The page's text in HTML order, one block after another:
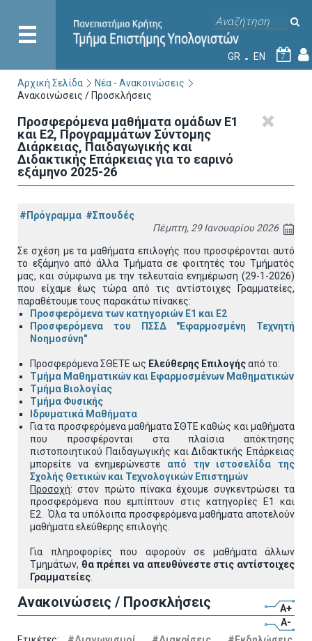
GR EN 7
Αρχική Σελίδα
Νέα - Ανακοινώσεις
Ανακοινώσεις / Προσκλήσεις
Προσφερόμενα μαθήματα ομάδων Ε1
και Ε2, Προγραμμάτων Σύντομης
Διάρκειας, Παιδαγωγικής και
Διδακτικής Επάρκειας για το εαρινό
εξάμηνο 2025-26
#Πρόγραμμα #Σπουδές
Πέμπτη, 29 Ιανουαρίου 2026
Σε σχέση με τα μαθήματα επιλογής που προσφέρονται αυτό
το εξάμηνο από άλλα Τμήματα σε φοιτητές του Τμήματός
μας, και σύμφωνα με την τελευταία ενημέρωση (29-1-2026)
που είχαμε έως τώρα από τις αντίστοιχες Γραμματείες,
παραθέτουμε τους παρακάτω πίνακες:
Προσφερόμενα των κατηγοριών Ε1 και Ε2
Προσφερόμενα του ΠΣΣΔ "Εφαρμοσμένη Τεχνητή
Νοημοσύνη"
Προσφερόμενα ΣΘΕΤΕ ως Ελεύθερης Επιλογήςαπό το:
Τμήμα Μαθηματικών και Εφαρμοσμένων Μαθηματικών
Τμήμα Βιολογίας
Τμήμα Φυσικής
Ιδρυματικά Μαθήματα
Για τα προσφερόμενα μαθήματα ΣΘΤΕ καθώς και μαθήματα
που προσφέρονται στα πλαίσια απόκτησης
πιστοποιητικού Παιδαγωγικής και Διδακτικής Επάρκειας
μπορείτε να ενημερώνεστε
από την ιστοσελίδα της
Σχολής Θετικών και Τεχνολογικών Επιστημών
Προσοχή: στον πρώτο πίνακα έχουμε συγκεντρώσει τα
προσφερόμενα που εμπίπτουν στις κατηγορίες Ε1 και
Ε2.
Όλα τα υπόλοιπα προσφερόμενα μαθήματα αποτελούν
μαθήματα ελεύθερης επιλογής.
Για πληροφορίες που αφορούν σε μαθήματα άλλων
Τμημάτων, θα πρέπει να απευθύνεστε στις αντίστοιχες
Γραμματείες
Ανακοινώσεις / Προσκλήσεις
A+
A-